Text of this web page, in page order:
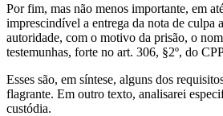
Por fim, mas não menos importante, em
imprescindível a entrega da nota de culpa
autoridade, com o motivo da prisão, o
testemunhas, forte no art. 306, §2º, do
Esses são, em síntese, alguns dos
flagrante. Em outro texto, analisarei
custódia.